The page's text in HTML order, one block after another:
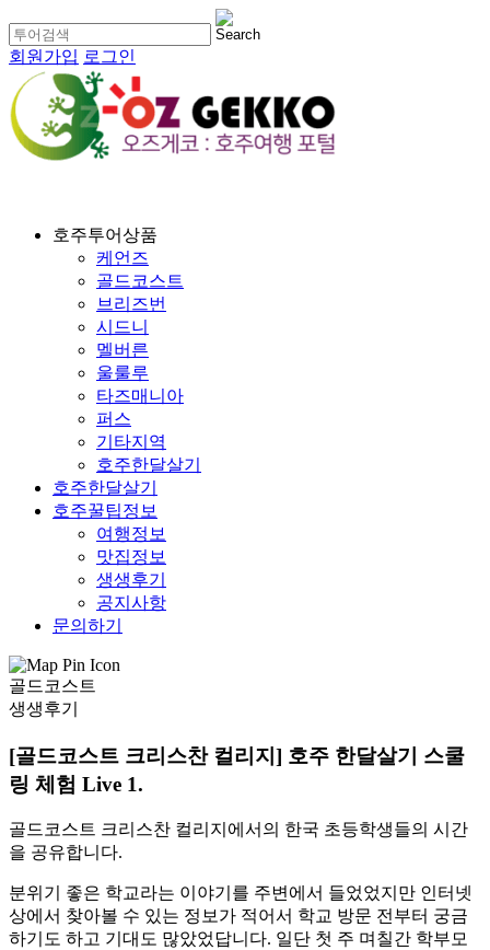
회원가입 로그인
호주투어상품
케언즈
골드코스트
브리즈번
시드니
멜버른
울룰루
타즈매니아
퍼스
기타지역
호주한달살기
호주한달살기
호주꿀팁정보
여행정보
맛집정보
생생후기
공지사항
문의하기
골드코스트
생생후기
[골드코스트 크리스찬 컬리지] 호주 한달살기 스쿨
링 체험 Live 1.
골드코스트 크리스찬 컬리지에서의 한국 초등학생들의 시간
을 공유합니다.
분위기 좋은 학교라는 이야기를 주변에서 들었었지만 인터넷
상에서 찾아볼 수 있는 정보가 적어서 학교 방문 전부터 궁금
하기도 하고 기대도 많았었답니다. 일단 첫 주 며칠간 학부모